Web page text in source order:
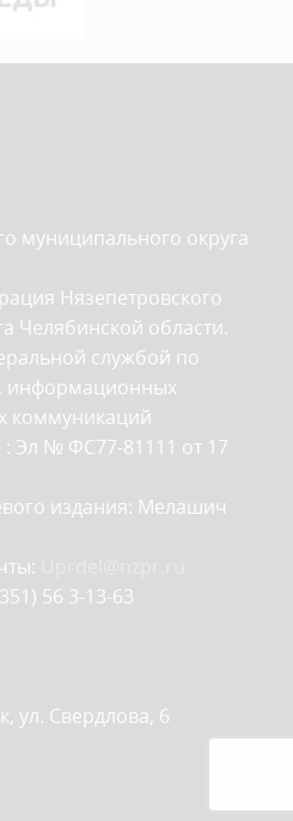
муниципального округа
Нязепетровского
Челябинской области.
службой по
информационных
коммуникаций
Эл № ФС77-81111 от 17
издания: Мелашич
56 3-13-63
ул. Свердлова, 6